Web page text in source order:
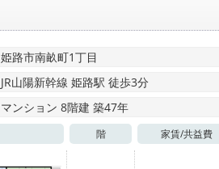
姫路市南畝町1丁目
JR山陽新幹線 姫路駅 徒歩3分
マンション 8階建 築47年
階 家賃/共益費